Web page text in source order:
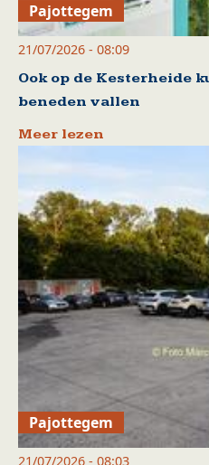
Pajottegem
21/07/2026 - 08:09
Ook op de Kesterheide
beneden vallen
Meer lezen
Pajottegem
21/07/2026 - 08:03